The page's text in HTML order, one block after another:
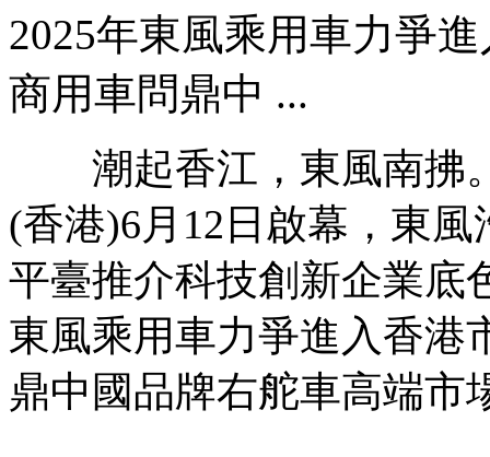
2025年東風乘用車力爭
商用車問鼎中 ...
潮起香江，東風南拂。
(香港)6月12日啟幕，東
平臺推介科技創新企業底
東風乘用車力爭進入香港
鼎中國品牌右舵車高端市